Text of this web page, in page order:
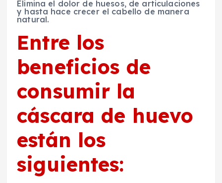
Elimina el dolor de huesos, de articulaciones
y hasta hace crecer el cabello de manera
natural.
Entre los
beneficios de
consumir la
cáscara de huevo
están los
siguientes: